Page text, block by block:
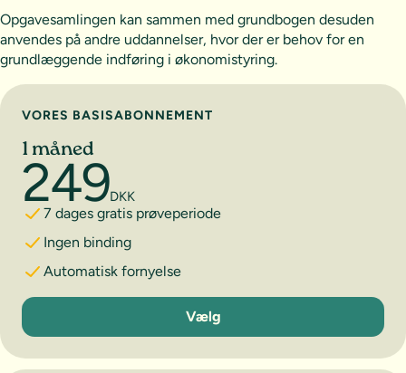
Opgavesamlingen kan sammen med grundbogen desuden
anvendes på andre uddannelser, hvor der er behov for en
grundlæggende indføring i økonomistyring.
Vælg abonnement
VORES BASISABONNEMENT
1 måned
249DKK
7 dages gratis prøveperiode
Ingen binding
Automatisk fornyelse
1 måned
Vælg